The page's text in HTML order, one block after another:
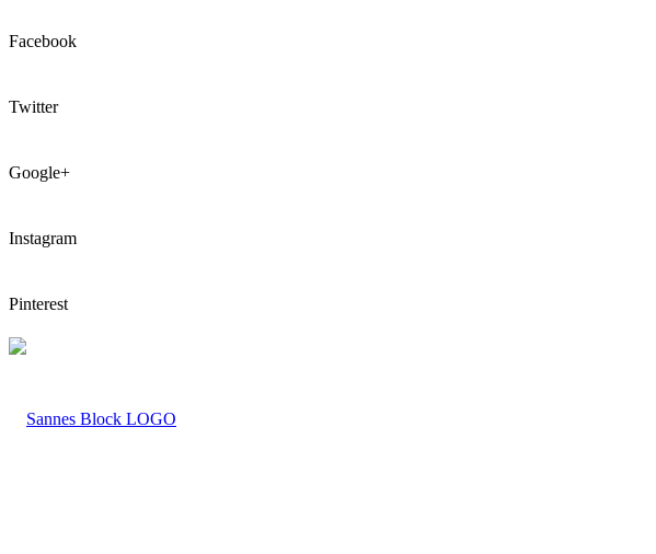
Facebook
Twitter
Google+
Instagram
Pinterest
LOGO